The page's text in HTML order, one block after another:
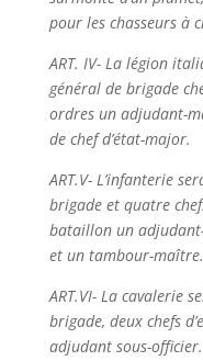
pour les chasseurs à
ART. IV- La légion
général de brigade
ordres un adjudant-
de chef d’état-major.
ART.V- L’infanterie
brigade et quatre
bataillon un
et un tambour-maître.
ART.VI- La cavalerie
brigade, deux chefs
adjudant sous-officier.